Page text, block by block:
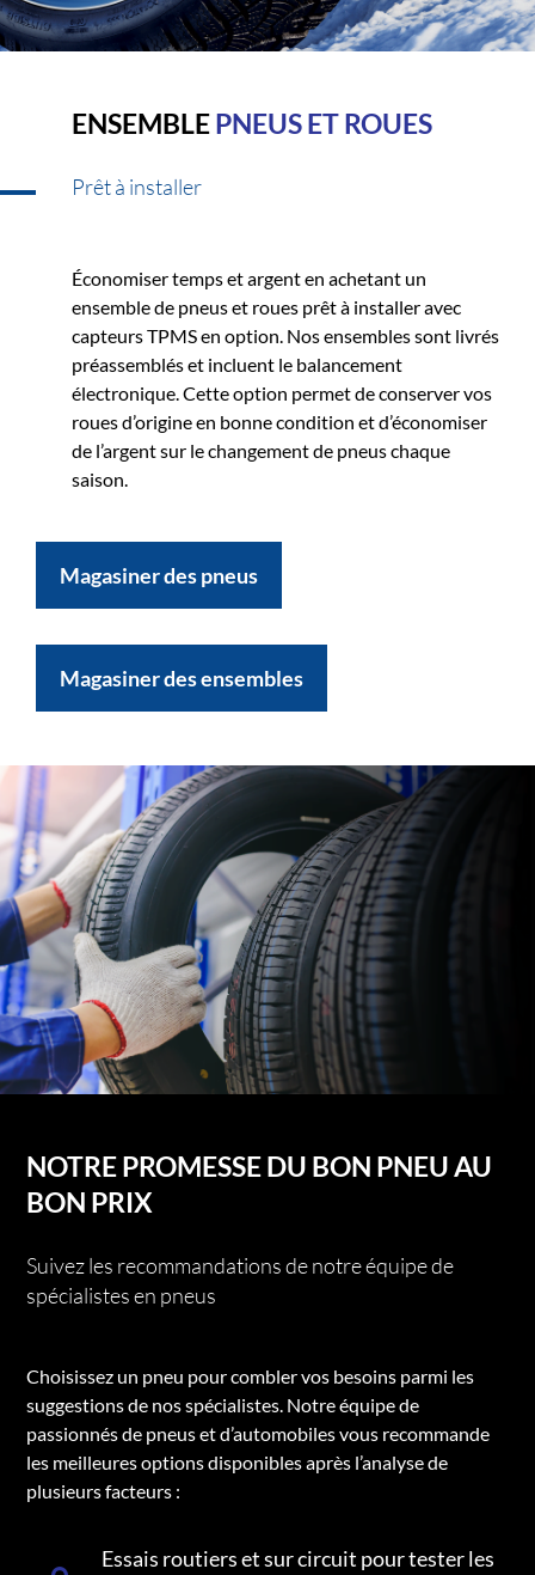
ENSEMBLEPNEUS ET ROUES
Prêt à installer
Économiser temps et argent en achetant un
ensemble de pneus et roues prêt à installer avec
capteurs TPMS en option. Nos ensembles sont livrés
préassemblés et incluent le balancement
électronique. Cette option permet de conserver vos
roues d’origine en bonne condition et d’économiser
de l’argent sur le changement de pneus chaque
saison.
Magasiner des pneus
Magasiner des ensembles
NOTRE PROMESSE DU BON PNEU AU
BON PRIX
Suivez les recommandations de notre équipe de
spécialistes en pneus
Choisissez un pneu pour combler vos besoins parmi les
suggestions de nos spécialistes. Notre équipe de
passionnés de pneus et d’automobiles vous recommande
les meilleures options disponibles après l’analyse de
plusieurs facteurs :
Essais routiers et sur circuit pour tester les